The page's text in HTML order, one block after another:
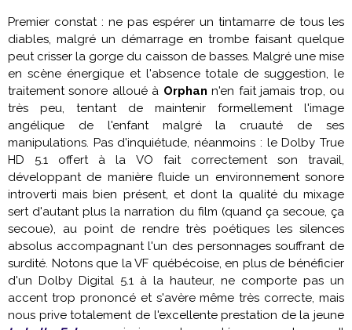
Premier constat : ne pas espérer un tintamarre de tous les
diables, malgré un démarrage en trombe faisant quelque
peut crisser la gorge du caisson de basses. Malgré une mise
en scène énergique et l'absence totale de suggestion, le
traitement sonore alloué à Orphan n'en fait jamais trop, ou
très peu, tentant de maintenir formellement l'image
angélique de l'enfant malgré la cruauté de ses
manipulations. Pas d'inquiétude, néanmoins : le Dolby True
HD 5.1 offert à la VO fait correctement son travail,
développant de manière fluide un environnement sonore
introverti mais bien présent, et dont la qualité du mixage
sert d'autant plus la narration du film (quand ça secoue, ça
secoue), au point de rendre très poétiques les silences
absolus accompagnant l'un des personnages souffrant de
surdité. Notons que la VF québécoise, en plus de bénéficier
d'un Dolby Digital 5.1 à la hauteur, ne comporte pas un
accent trop prononcé et s'avère même très correcte, mais
nous prive totalement de l'excellente prestation de la jeune